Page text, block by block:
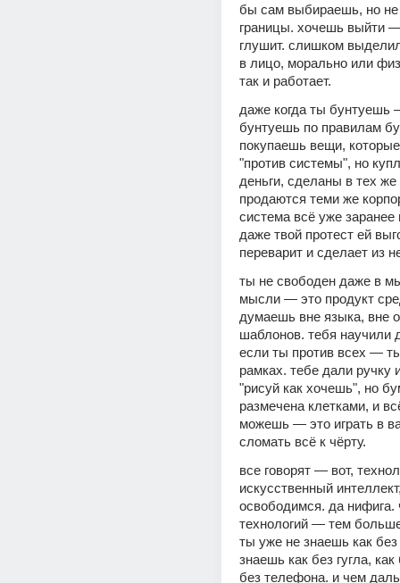
бы сам выбираешь, но
границы. хочешь выйти
глушит. слишком
в лицо, морально или
так и работает.
даже когда ты бунтуешь
бунтуешь по правилам
покупаешь вещи,
"против системы", но
деньги, сделаны в тех
продаются теми же
система всё уже
даже твой протест ей
переварит и сделает из
ты не свободен даже в
мысли — это продукт
думаешь вне языка, вне
шаблонов. тебя научили
если ты против всех —
рамках. тебе дали ручку
"рисуй как хочешь", но
размечена клетками, и
можешь — это играть в
сломать всё к чёрту.
все говорят — вот,
искусственный
освободимся. да
технологий — тем
ты уже не знаешь как без
знаешь как без гугла,
без телефона. и чем